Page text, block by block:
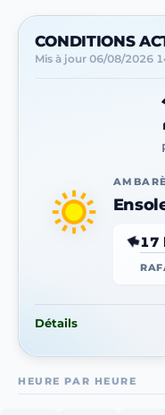
CONDITIONS
Mis à jour 06/08/2026
17
Détails
HEURE PAR HEURE